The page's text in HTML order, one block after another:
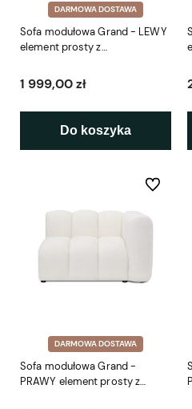
DARMOWA DOSTAWA
Sofa modułowa Grand - LEWY
element prosty z
1 999,00 zł
Do koszyka
DARMOWA DOSTAWA
Sofa modułowa Grand -
PRAWY element prosty z
Do